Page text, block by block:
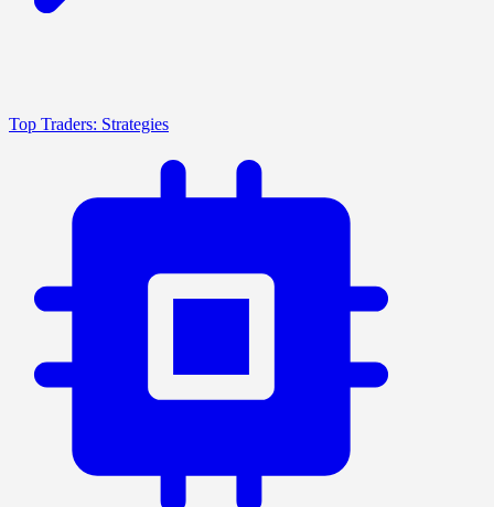
Top Traders: Strategies